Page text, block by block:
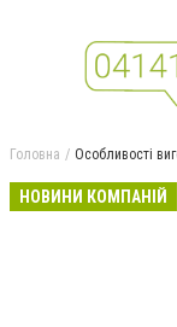
Головна Особливості
НОВИНИ КОМПАНІЙ